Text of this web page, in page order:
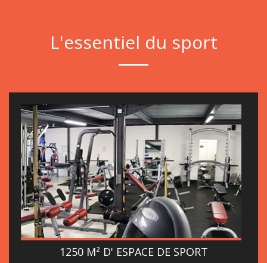
L'essentiel du sport
1250 M² D' ESPACE DE SPORT